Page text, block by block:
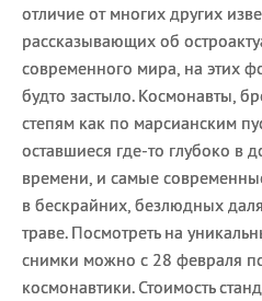
отличие от многих других
рассказывающих об
современного мира, на этих
будто застыло. Космонавты,
степям как по марсианским
оставшиеся где-то глубоко в
времени, и самые
в бескрайних, безлюдных
траве. Посмотреть на
снимки можно с 28 февраля
космонавтики. Стоимость